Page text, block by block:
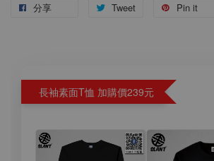
分享 Tweet Pin it
長袖素面T恤 加購價239元